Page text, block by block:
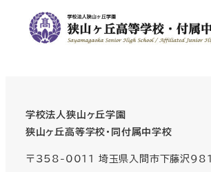
学校法人狭山ヶ丘学園
狭山ヶ丘高等学校・同付属中学校
〒358-0011 埼玉県入間市下藤沢981